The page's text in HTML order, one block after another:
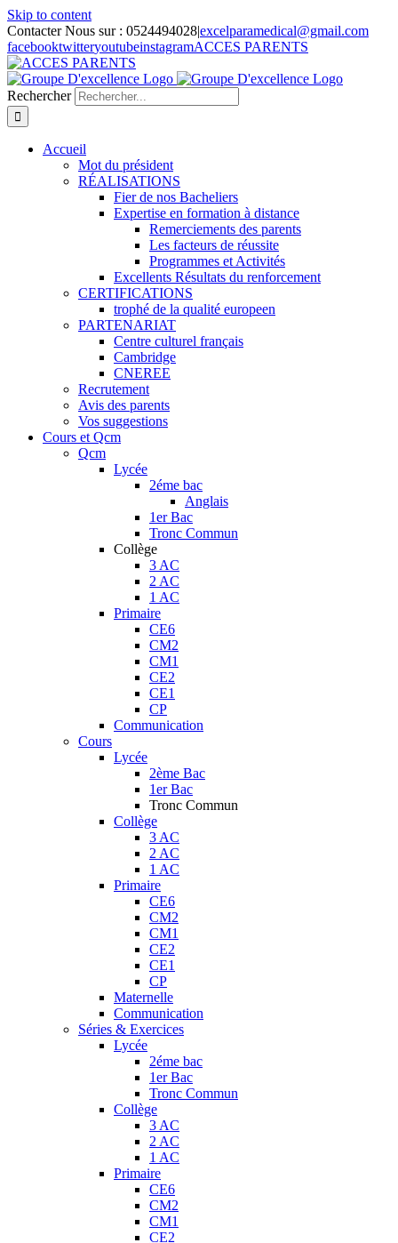
Skip to content
Contacter Nous sur : 0524494028|excelparamedical@gmail.com
facebooktwitteryoutubeinstagramACCES PARENTS
Rechercher
Accueil
Mot du président
RÉALISATIONS
Fier de nos Bacheliers
Expertise en formation à distance
Remerciements des parents
Les facteurs de réussite
Programmes et Activités
Excellents Résultats du renforcement
CERTIFICATIONS
trophé de la qualité europeen
PARTENARIAT
Centre culturel français
Cambridge
CNEREE
Recrutement
Avis des parents
Vos suggestions
Cours et Qcm
Qcm
Lycée
2éme bac
Anglais
1er Bac
Tronc Commun
Collège
3 AC
2 AC
1 AC
Primaire
CE6
CM2
CM1
CE2
CE1
CP
Communication
Cours
Lycée
2ème Bac
1er Bac
Tronc Commun
Collège
3 AC
2 AC
1 AC
Primaire
CE6
CM2
CM1
CE2
CE1
CP
Maternelle
Communication
Séries & Exercices
Lycée
2éme bac
1er Bac
Tronc Commun
Collège
3 AC
2 AC
1 AC
Primaire
CE6
CM2
CM1
CE2